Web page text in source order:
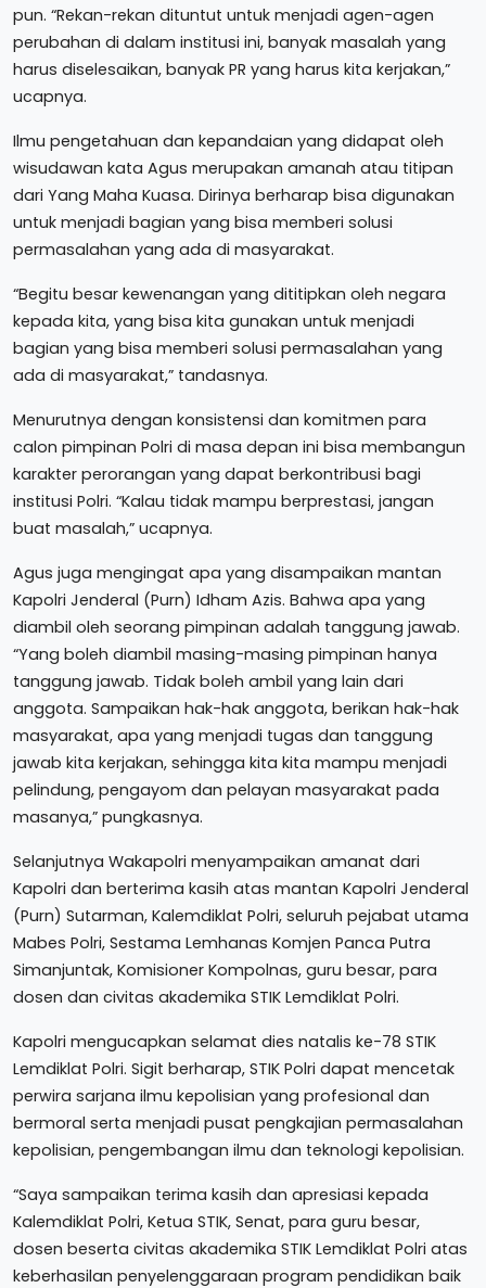
pun. “Rekan-rekan dituntut untuk menjadi agen-agen
perubahan di dalam institusi ini, banyak masalah yang
harus diselesaikan, banyak PR yang harus kita kerjakan,”
ucapnya.
Ilmu pengetahuan dan kepandaian yang didapat oleh
wisudawan kata Agus merupakan amanah atau titipan
dari Yang Maha Kuasa. Dirinya berharap bisa digunakan
untuk menjadi bagian yang bisa memberi solusi
permasalahan yang ada di masyarakat.
“Begitu besar kewenangan yang dititipkan oleh negara
kepada kita, yang bisa kita gunakan untuk menjadi
bagian yang bisa memberi solusi permasalahan yang
ada di masyarakat,” tandasnya.
Menurutnya dengan konsistensi dan komitmen para
calon pimpinan Polri di masa depan ini bisa membangun
karakter perorangan yang dapat berkontribusi bagi
institusi Polri. “Kalau tidak mampu berprestasi, jangan
buat masalah,” ucapnya.
Agus juga mengingat apa yang disampaikan mantan
Kapolri Jenderal (Purn) Idham Azis. Bahwa apa yang
diambil oleh seorang pimpinan adalah tanggung jawab.
“Yang boleh diambil masing-masing pimpinan hanya
tanggung jawab. Tidak boleh ambil yang lain dari
anggota. Sampaikan hak-hak anggota, berikan hak-hak
masyarakat, apa yang menjadi tugas dan tanggung
jawab kita kerjakan, sehingga kita kita mampu menjadi
pelindung, pengayom dan pelayan masyarakat pada
masanya,” pungkasnya.
Selanjutnya Wakapolri menyampaikan amanat dari
Kapolri dan berterima kasih atas mantan Kapolri Jenderal
(Purn) Sutarman, Kalemdiklat Polri, seluruh pejabat utama
Mabes Polri, Sestama Lemhanas Komjen Panca Putra
Simanjuntak, Komisioner Kompolnas, guru besar, para
dosen dan civitas akademika STIK Lemdiklat Polri.
Kapolri mengucapkan selamat dies natalis ke-78 STIK
Lemdiklat Polri. Sigit berharap, STIK Polri dapat mencetak
perwira sarjana ilmu kepolisian yang profesional dan
bermoral serta menjadi pusat pengkajian permasalahan
kepolisian, pengembangan ilmu dan teknologi kepolisian.
“Saya sampaikan terima kasih dan apresiasi kepada
Kalemdiklat Polri, Ketua STIK, Senat, para guru besar,
dosen beserta civitas akademika STIK Lemdiklat Polri atas
keberhasilan penyelenggaraan program pendidikan baik